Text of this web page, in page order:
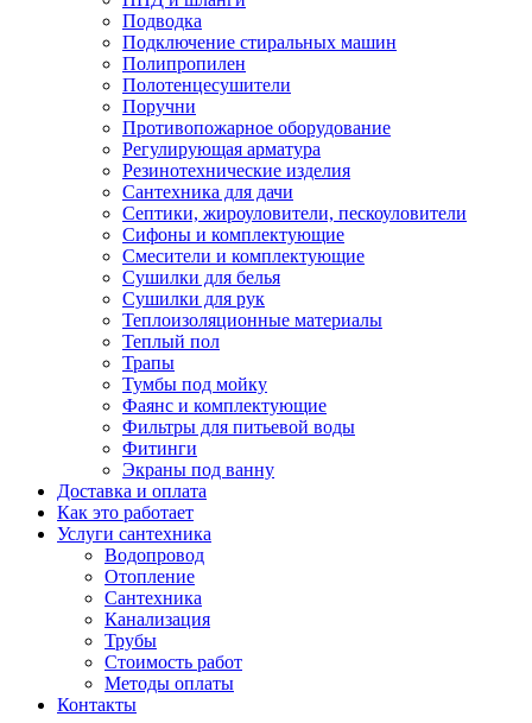
Подводка
Подключение стиральных машин
Полипропилен
Полотенцесушители
Поручни
Противопожарное оборудование
Регулирующая арматура
Резинотехнические изделия
Сантехника для дачи
Септики, жироуловители, пескоуловители
Сифоны и комплектующие
Смесители и комплектующие
Сушилки для белья
Сушилки для рук
Теплоизоляционные материалы
Теплый пол
Трапы
Тумбы под мойку
Фаянс и комплектующие
Фильтры для питьевой воды
Фитинги
Экраны под ванну
Доставка и оплата
Как это работает
Услуги сантехника
Водопровод
Отопление
Сантехника
Канализация
Трубы
Стоимость работ
Методы оплаты
Контакты